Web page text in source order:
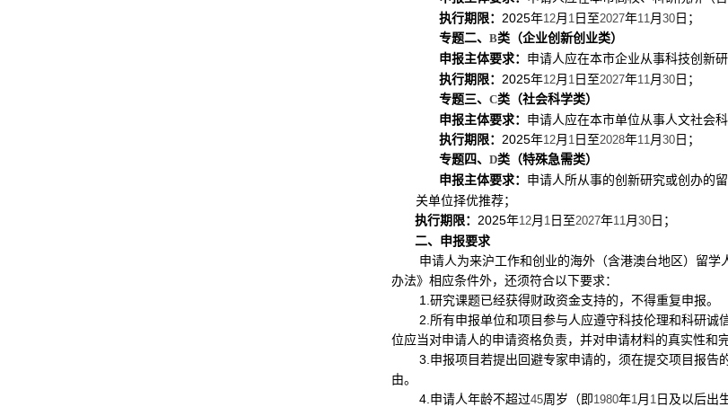
执行期限： 2025年12月 1 日至2027年11月 30 日；
专题二、 B类（企业创新创业类）
申报主体要求： 申请人应在本市企业从事科技创新
执行期限： 2025年12月 1 日至2027年11月 30 日；
专题三、 C类（社会科学类）
申报主体要求： 申请人应在本市单位从事人文社会
执行期限： 2025年12月 1 日至2028年11月 30 日；
专题四、 D类（特殊急需类）
申报主体要求： 申请人所从事的创新研究或创办的
关单位择优推荐；
执行期限： 2025年12月 1 日至2027年11月 30 日；
二、申报要求
申请人为来沪工作和创业的海外（含港澳台地区）留
办法》相应条件外，还须符合以下要求：
1. 研究课题已经获得财政资金支持的，不得重复申报。
2. 所有申报单位和项目参与人应遵守科技伦理和科研
位应当对申请人的申请资格负责，并对申请材料的真实性和
3. 申报项目若提出回避专家申请的，须在提交项目报
由。
4. 申请人年龄不超过45周岁（即1980年1月 1 日及以后出